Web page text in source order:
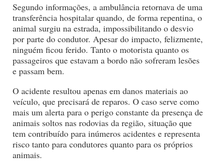
Segundo informações, a ambulância retornava de uma
transferência hospitalar quando, de forma repentina, o
animal surgiu na estrada, impossibilitando o desvio
por parte do condutor. Apesar do impacto, felizmente,
ninguém ficou ferido. Tanto o motorista quanto os
passageiros que estavam a bordo não sofreram lesões
e passam bem.
O acidente resultou apenas em danos materiais ao
veículo, que precisará de reparos. O caso serve como
mais um alerta para o perigo constante da presença de
animais soltos nas rodovias da região, situação que
tem contribuído para inúmeros acidentes e representa
risco tanto para condutores quanto para os próprios
animais.